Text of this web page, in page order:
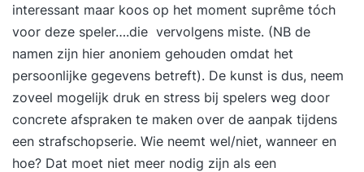
interessant maar koos op het moment suprême tóch
voor deze speler….die vervolgens miste. (NB de
namen zijn hier anoniem gehouden omdat het
persoonlijke gegevens betreft). De kunst is dus, neem
zoveel mogelijk druk en stress bij spelers weg door
concrete afspraken te maken over de aanpak tijdens
een strafschopserie. Wie neemt wel/niet, wanneer en
hoe? Dat moet niet meer nodig zijn als een